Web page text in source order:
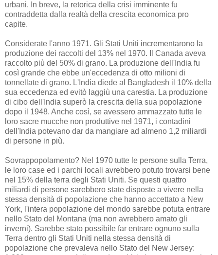
urbani. In breve, la retorica della crisi imminente fu
contraddetta dalla realtà della crescita economica pro
capite.
Considerate l'anno 1971. Gli Stati Uniti incrementarono la
produzione dei raccolti del 13% nel 1970. Il Canada aveva
raccolto più del 50% di grano. La produzione dell'India fu
così grande che ebbe un'eccedenza di otto milioni di
tonnellate di grano. L'India diede al Bangladesh il 10% della
sua eccedenza ed evitò laggiù una carestia. La produzione
di cibo dell'India superò la crescita della sua popolazione
dopo il 1948. Anche così, se avessero ammazzato tutte le
loro sacre mucche non produttive nel 1971, i contadini
dell'India potevano dar da mangiare ad almeno 1,2 miliardi
di persone in più.
Sovrappopolamento? Nel 1970 tutte le persone sulla Terra,
le loro case ed i parchi locali avrebbero potuto trovarsi bene
nel 15% della terra degli Stati Uniti. Se questi quattro
miliardi di persone sarebbero state disposte a vivere nella
stessa densità di popolazione che hanno accettato a New
York, l'intera popolazione del mondo sarebbe potuta entrare
nello Stato del Montana (ma non avrebbero amato gli
inverni). Sarebbe stato possibile far entrare ognuno sulla
Terra dentro gli Stati Uniti nella stessa densità di
popolazione che prevaleva nello Stato del New Jersey: